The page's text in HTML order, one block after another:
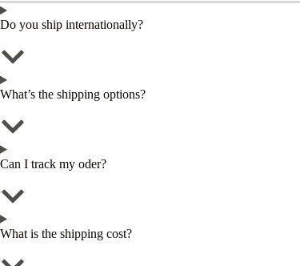
Do you ship internationally?
What’s the shipping options?
Can I track my oder?
What is the shipping cost?